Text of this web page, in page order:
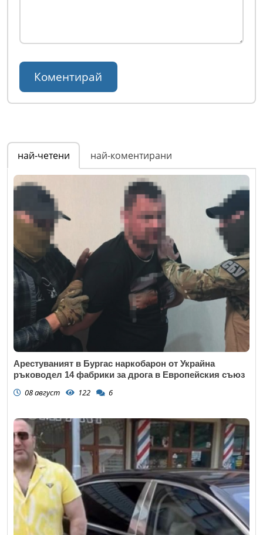
най-четени най-коментирани
Арестуваният в Бургас наркобарон от Украйна
ръководел 14 фабрики за дрога в Европейския съюз
08 август 122 6